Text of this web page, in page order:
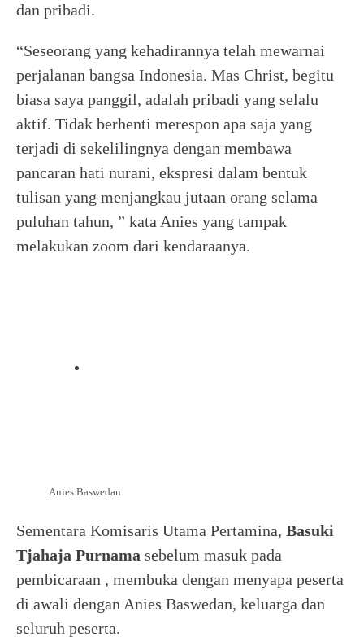
dan pribadi.
“Seseorang yang kehadirannya telah mewarnai
perjalanan bangsa Indonesia. Mas Christ, begitu
biasa saya panggil, adalah pribadi yang selalu
aktif. Tidak berhenti merespon apa saja yang
terjadi di sekelilingnya dengan membawa
pancaran hati nurani, ekspresi dalam bentuk
tulisan yang menjangkau jutaan orang selama
puluhan tahun, ” kata Anies yang tampak
melakukan zoom dari kendaraanya.
Anies Baswedan
Sementara Komisaris Utama Pertamina, Basuki
Tjahaja Purnama sebelum masuk pada
pembicaraan , membuka dengan menyapa peserta
di awali dengan Anies Baswedan, keluarga dan
seluruh peserta.